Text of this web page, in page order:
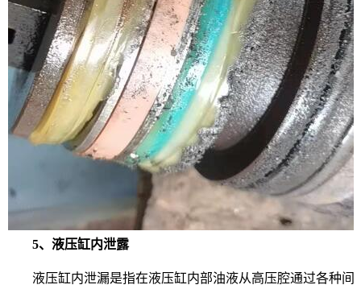
5、液压缸内泄露
液压缸内泄漏是指在液压缸内部油液从高压腔通过各种间